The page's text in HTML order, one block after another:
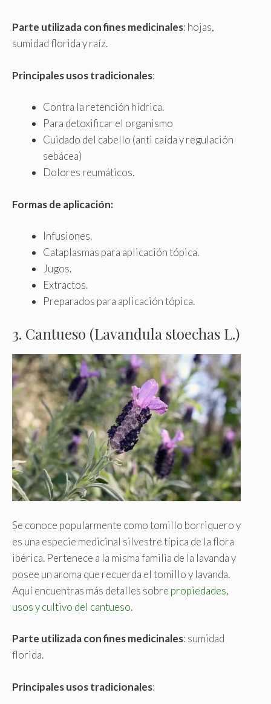
Parte utilizada con fines medicinales: hojas,
sumidad florida y raíz.
Principales usos tradicionales:
Contra la retención hídrica.
Para detoxificar el organismo
Cuidado del cabello (anti caída y regulación
sebácea)
Dolores reumáticos.
Formas de aplicación:
Infusiones.
Cataplasmas para aplicación tópica.
Jugos.
Extractos.
Preparados para aplicación tópica.
3. Cantueso (Lavandula stoechas L.)
Se conoce popularmente como tomillo borriquero y
es una especie medicinal silvestre típica de la flora
ibérica. Pertenece a la misma familia de la lavanda y
posee un aroma que recuerda el tomillo y lavanda.
Aquí encuentras más detalles sobre propiedades,
usos y cultivo del cantueso.
Parte utilizada con fines medicinales: sumidad
florida.
Principales usos tradicionales: